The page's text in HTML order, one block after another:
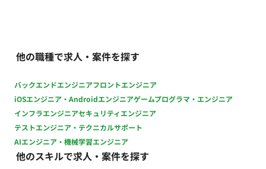
他の職種で求人・案件を探す
バックエンドエンジニアフロントエンジニア
iOSエンジニア・Androidエンジニアゲームプログラマ・エンジニア
インフラエンジニアセキュリティエンジニア
テストエンジニア・テクニカルサポート
AIエンジニア・機械学習エンジニア
他のスキルで求人・案件を探す